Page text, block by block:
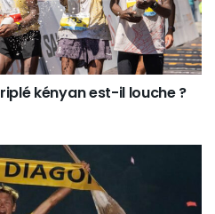
kényan est-il louche ?